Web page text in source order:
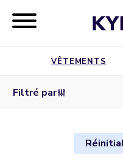
VÊTEMENTS
Filtré par